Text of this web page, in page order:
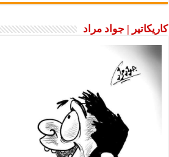
كاريكاتير | جواد مراد